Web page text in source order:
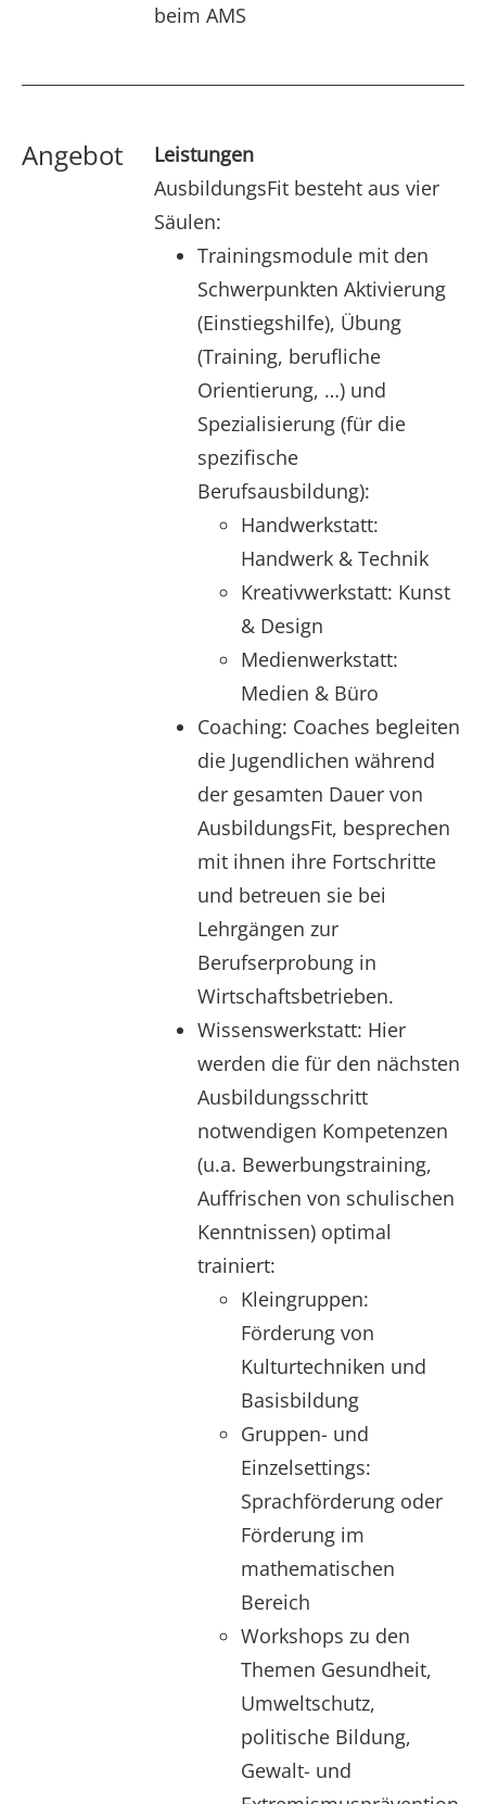
beim AMS
Angebot
Leistungen
AusbildungsFit besteht aus vier
Säulen:
Trainingsmodule mit den
Schwerpunkten Aktivierung
(Einstiegshilfe), Übung
(Training, berufliche
Orientierung, …) und
Spezialisierung (für die
spezifische
Berufsausbildung):
Handwerkstatt:
Handwerk & Technik
Kreativwerkstatt: Kunst
& Design
Medienwerkstatt:
Medien & Büro
Coaching: Coaches begleiten
die Jugendlichen während
der gesamten Dauer von
AusbildungsFit, besprechen
mit ihnen ihre Fortschritte
und betreuen sie bei
Lehrgängen zur
Berufserprobung in
Wirtschaftsbetrieben.
Wissenswerkstatt: Hier
werden die für den nächsten
Ausbildungsschritt
notwendigen Kompetenzen
(u.a. Bewerbungstraining,
Auffrischen von schulischen
Kenntnissen) optimal
trainiert:
Kleingruppen:
Förderung von
Kulturtechniken und
Basisbildung
Gruppen- und
Einzelsettings:
Sprachförderung oder
Förderung im
mathematischen
Bereich
Workshops zu den
Themen Gesundheit,
Umweltschutz,
politische Bildung,
Gewalt- und